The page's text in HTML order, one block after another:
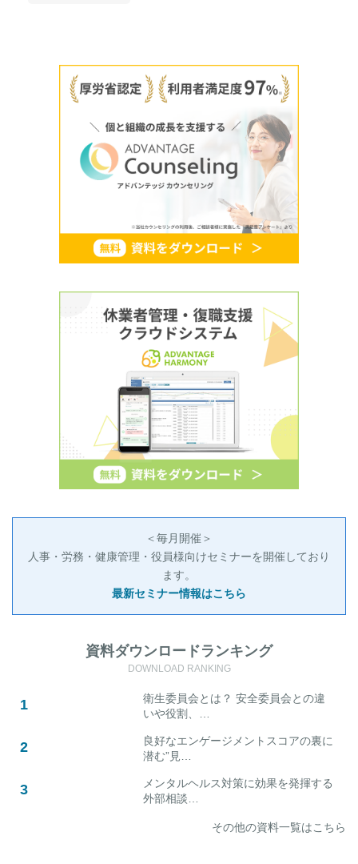
＜毎月開催＞
人事・労務・健康管理・役員様向けセミナーを開催しており
ます。
最新セミナー情報はこちら
資料ダウンロードランキング
DOWNLOAD RANKING
衛生委員会とは？ 安全委員会との違
いや役割、…
良好なエンゲージメントスコアの裏に
潜む”見…
メンタルヘルス対策に効果を発揮する
外部相談…
その他の資料一覧はこちら